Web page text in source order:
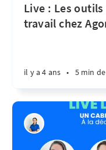
Live : Les
travail chez
il y a 4 ans • 5 min